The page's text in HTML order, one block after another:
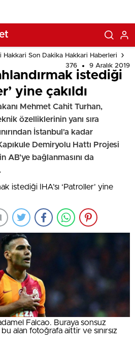
Hakkari Son Dakika Hakkari Haberleri
376
9 Aralık 2019
istediği
yine çakıldı
Mehmet Cahit Turhan,
özelliklerinin yanı sıra
İstanbul'a kadar
Demiryolu Hattı Projesi
AB’ye bağlanmasını da
Falcao. Buraya sonsuz
alan fotoğrafa aittir ve sınırsız